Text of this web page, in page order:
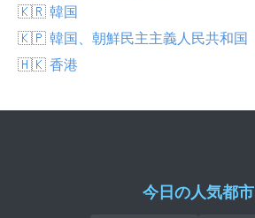
🇰🇷 韓国
🇰🇵 韓国、朝鮮民主主義人民共和国
🇭🇰 香港
今日の人気都市